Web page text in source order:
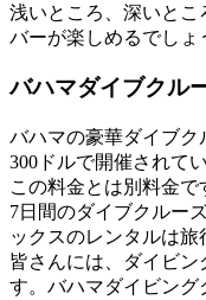
浅いところ、深いとこ
バーが楽しめるでしょ
バハマダイブクル
バハマの豪華ダイブク
300ドルで開催されて
この料金とは別料金で
7日間のダイブクルー
ックスのレンタルは
皆さんには、ダイビン
す。バハマダイビング